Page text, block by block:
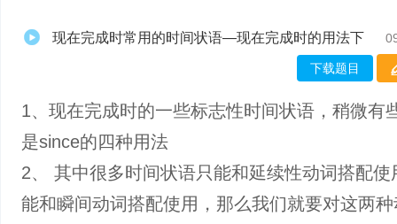
现在完成时常用的时间状语—现在完成时的用法下
下载题目
1、现在完成时的一些标志性时间状语，稍微有
是since的四种用法
2、 其中很多时间状语只能和延续性动词搭配使
能和瞬间动词搭配使用，那么我们就要对这两